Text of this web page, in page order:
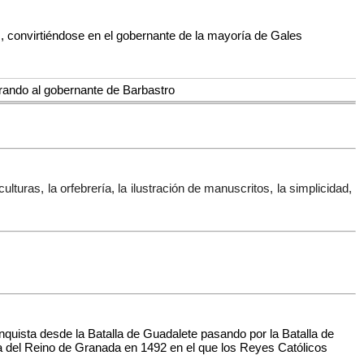
en el gobernante de la mayoría de Gales
al gobernante de Barbastro
la orfebrería, la ilustración de manuscritos, la simplicidad,
desde la Batalla de Guadalete pasando por la Batalla de
Reino de Granada en 1492 en el que los Reyes Católicos